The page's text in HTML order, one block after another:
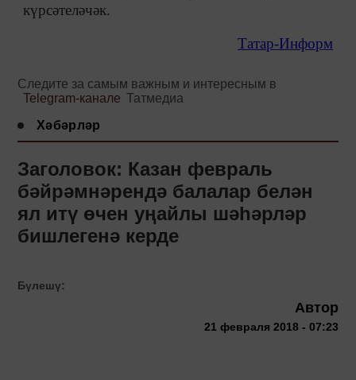
күрсәтеләчәк.
Татар-Информ
Следите за самым важным и интересным в
Telegram-канале Татмедиа
Хәбәрләр
Заголовок: Казан февраль
бәйрәмнәрендә балалар белән
ял итү өчен уңайлы шәһәрләр
бишлегенә керде
Бүлешү:
Автор
21 февраля 2018 - 07:23